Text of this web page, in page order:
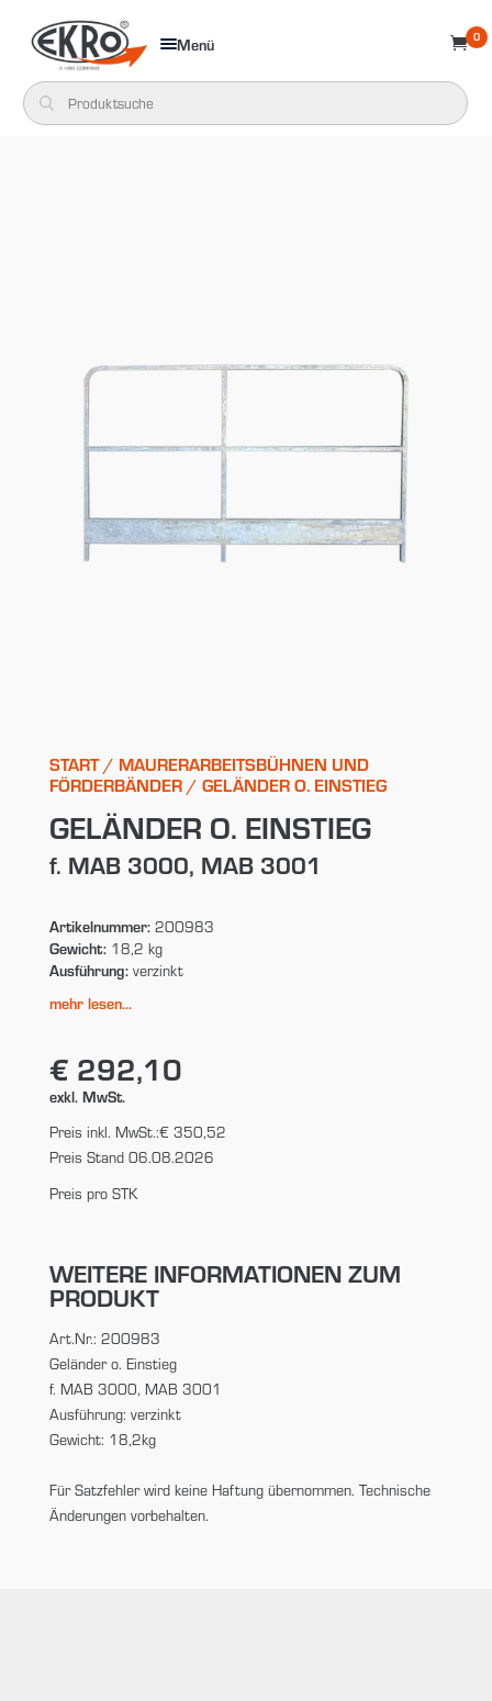
Menü  0
START/ MAURERARBEITSBÜHNEN UND
FÖRDERBÄNDER/ GELÄNDER O. EINSTIEG
GELÄNDER O. EINSTIEG
f. MAB 3000, MAB 3001
Artikelnummer:200983
Gewicht:18,2 kg
Ausführung:verzinkt
mehr lesen...
€ 292,10
exkl. MwSt.
Preis inkl. MwSt.:€ 350,52
Preis Stand 06.08.2026
Preis pro STK
WEITERE INFORMATIONEN ZUM
PRODUKT
Art.Nr.: 200983
Geländer o. Einstieg
f. MAB 3000, MAB 3001
Ausführung: verzinkt
Gewicht: 18,2kg
Für Satzfehler wird keine Haftung übernommen. Technische
Änderungen vorbehalten.